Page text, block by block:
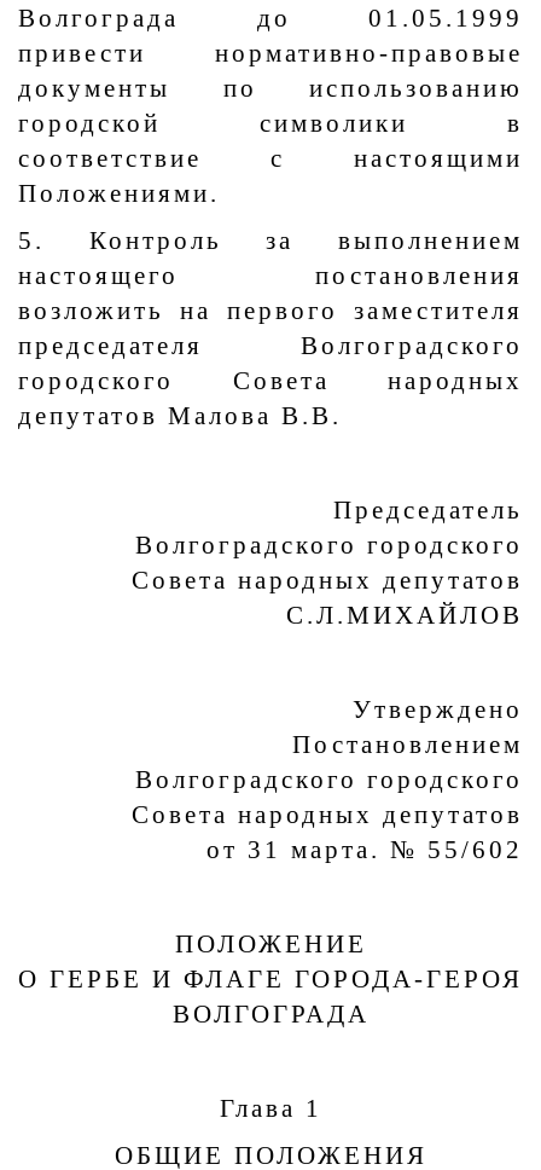
Волгограда до 01.05.1999
привести нормативно-правовые
документы по использованию
городской символики в
соответствие с настоящими
Положениями.
5. Контроль за выполнением
настоящего постановления
возложить на первого заместителя
председателя Волгоградского
городского Совета народных
депутатов Малова В.В.
Председатель
Волгоградского городского
Совета народных депутатов
С.Л.МИХАЙЛОВ
Утверждено
Постановлением
Волгоградского городского
Совета народных депутатов
от 31 марта. № 55/602
ПОЛОЖЕНИЕ
О ГЕРБЕ И ФЛАГЕ ГОРОДА-ГЕРОЯ
ВОЛГОГРАДА
Глава 1
ОБЩИЕ ПОЛОЖЕНИЯ